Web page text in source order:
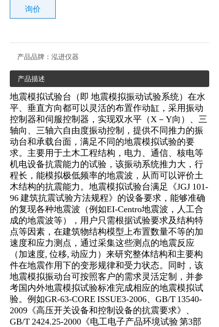
询价
产品品牌： 泓进仪器
产品描述
地震模拟试验台（即 地震模拟振动试验系统）在水
平、垂直方向都可以灵活的布置作动缸，采用振动
控制器和伺服控制器，实现双水平（X－Y向）、三
轴向、三轴六自由度振动控制，提供不同推力的振
动台和承载台面，满足不同的地震模拟试验的要
求。主要用于土木工程结构，电力、通信、核电等
机电设备抗震能力的试验，该振动系统推力大，行
程长，能模拟极低频率的地震波，从而可以评价土
木结构的抗震能力。地震模拟试验台满足《JGJ 101-
96 建筑抗震试验方法规程》的设备要求，能够准确
的复现各种地震波（例如EI-Centro地震波，人工合
成的地震波等），用户只需根据试验要求及结构特
点等因素，在建筑物结构模型上布置数量不等的加
速度和应力测点，通过采集这些测点的地震反应
（加速度, 位移, 动应力）来研究整体结构和主要构
件在地震作用下的变形规律和受力状态。同时，该
地震模拟振动台可按照客户的需求灵活定制，并参
考国内外地震模拟试验标准完成相应的地震模拟试
验。例如GR-63-CORE ISSUE3-2006、GB/T 13540-
2009《高压开关设备和控制设备的抗震要求》、
GB/T 2424.25-2000《电工电子产品环境试验 第3部